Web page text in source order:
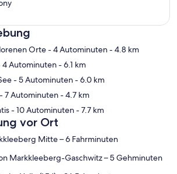
Karte
Orte- 4 Autominuten- 4.8 km
4 Autominuten- 6.1 km
- 5 Autominuten- 6.0 km
- 7 Autominuten- 4.7 km
- 10 Autominuten- 7.7 km
vor Ort
Mitte – 6 Fahrminuten
Markkleeberg-Gaschwitz – 5 Gehminuten